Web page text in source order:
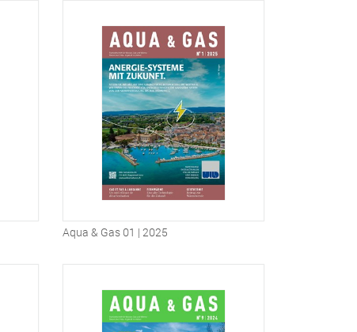
Aqua & Gas 01 | 2025